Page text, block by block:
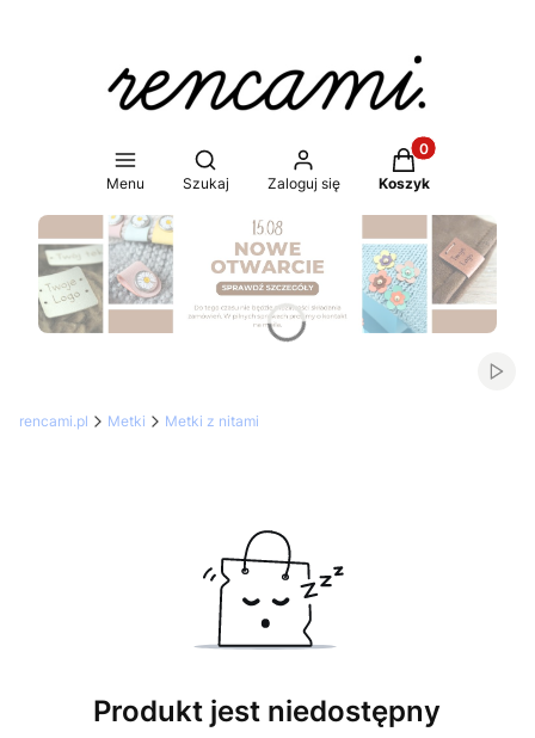
Menu
Otwórz wyszukiwarkę
Szukaj Zaloguj się
Produkty w
Koszyk
Naciśnij Enter lub spację, aby otworzyć stronę.
rencami.pl Metki Metki z nitami
Produkt jest niedostępny